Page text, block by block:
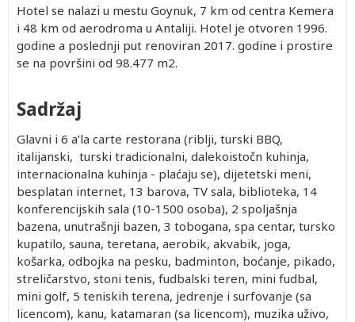
Hotel se nalazi u mestu Goynuk, 7 km od centra Kemera
i 48 km od aerodroma u Antaliji. Hotel je otvoren 1996.
godine a poslednji put renoviran 2017. godine i prostire
se na površini od 98.477 m2.
Sadržaj
Glavni i 6 a’la carte restorana (riblji, turski BBQ,
italijanski, turski tradicionalni, dalekoistočn kuhinja,
internacionalna kuhinja - plaćaju se), dijetetski meni,
besplatan internet, 13 barova, TV sala, biblioteka, 14
konferencijskih sala (10-1500 osoba), 2 spoljašnja
bazena, unutrašnji bazen, 3 tobogana, spa centar, tursko
kupatilo, sauna, teretana, aerobik, akvabik, joga,
košarka, odbojka na pesku, badminton, boćanje, pikado,
streličarstvo, stoni tenis, fudbalski teren, mini fudbal,
mini golf, 5 teniskih terena, jedrenje i surfovanje (sa
licencom), kanu, katamaran (sa licencom), muzika uživo,